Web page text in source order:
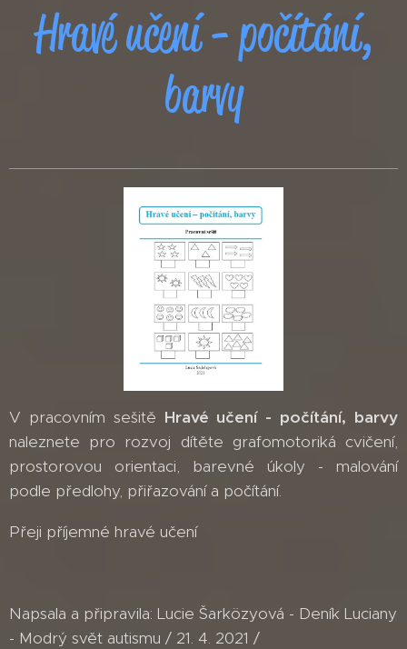
Hravé učení - počítání,
barvy
V pracovním sešitě Hravé učení - počítání, barvy
naleznete pro rozvoj dítěte grafomotoriká cvičení,
prostorovou orientaci, barevné úkoly - malování
podle předlohy, přiřazování a počítání.
Přeji příjemné hravé učení
Napsala a připravila: Lucie Šarközyová - Deník Luciany
- Modrý svět autismu / 21. 4. 2021 /